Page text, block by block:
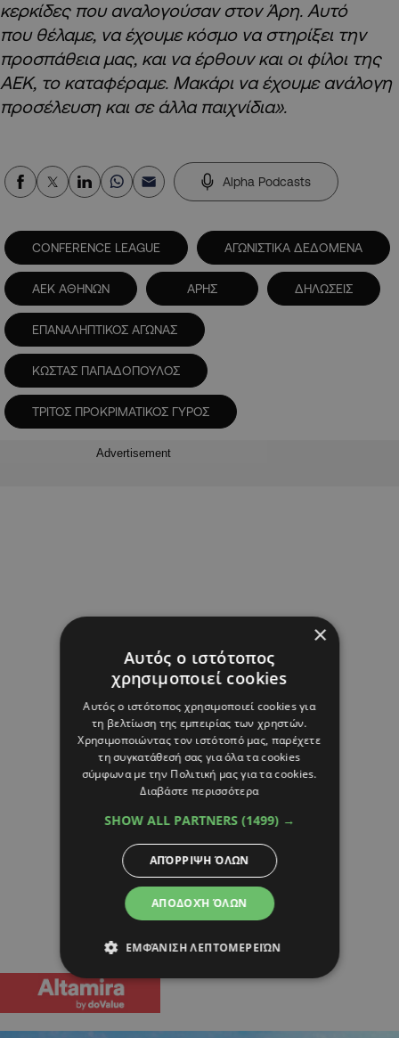
κερκίδες που αναλογούσαν στον Άρη. Αυτό
που θέλαμε, να έχουμε κόσμο να στηρίξει την
προσπάθεια μας, και να έρθουν και οι φίλοι της
ΑΕΚ, το καταφέραμε. Μακάρι να έχουμε ανάλογη
προσέλευση και σε άλλα παιχνίδια».
Alpha Podcasts
CONFERENCE LEAGUE ΑΓΩΝΙΣΤΙΚΑ ΔΕΔΟΜΕΝΑ
ΑΕΚ ΑΘΗΝΩΝ ΑΡΗΣ ΔΗΛΩΣΕΙΣ
ΕΠΑΝΑΛΗΠΤΙΚΟΣ ΑΓΩΝΑΣ
ΚΩΣΤΑΣ ΠΑΠΑΔΟΠΟΥΛΟΣ
ΤΡΙΤΟΣ ΠΡΟΚΡΙΜΑΤΙΚΟΣ ΓΥΡΟΣ
Advertisement
×
Αυτός ο ιστότοπος
χρησιμοποιεί cookies
Αυτός ο ιστότοπος χρησιμοποιεί cookies για
τη βελτίωση της εμπειρίας των χρηστών.
Χρησιμοποιώντας τον ιστότοπό μας, παρέχετε
τη συγκατάθεσή σας για όλα τα cookies
σύμφωνα με την Πολιτική μας για τα cookies.
Διαβάστε περισσότερα
SHOW ALL PARTNERS (1499) →
ΑΠΟΔΟΧΉ ΌΛΩΝ
ΑΠΌΡΡΙΨΗ ΌΛΩΝ
ΕΜΦΆΝΙΣΗ ΛΕΠΤΟΜΕΡΕΙΏΝ